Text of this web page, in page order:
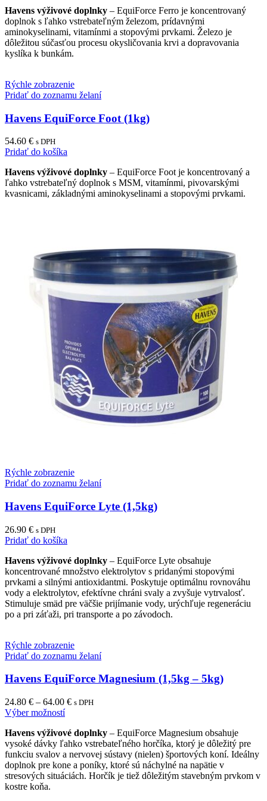
Havens výživové doplnky – EquiForce Ferro je koncentrovaný
doplnok s ľahko vstrebateľným železom, prídavnými
aminokyselinami, vitamínmi a stopovými prvkami. Železo je
dôležitou súčasťou procesu okysličovania krvi a dopravovania
kyslíka k bunkám.
Rýchle zobrazenie
Pridať do zoznamu želaní
Havens EquiForce Foot (1kg)
54.60 € s DPH
Pridať do košíka
Havens výživové doplnky – EquiForce Foot je koncentrovaný a
ľahko vstrebateľný doplnok s MSM, vitamínmi, pivovarskými
kvasnicami, základnými aminokyselinami a stopovými prvkami.
Rýchle zobrazenie
Pridať do zoznamu želaní
Havens EquiForce Lyte (1,5kg)
26.90 € s DPH
Pridať do košíka
Havens výživové doplnky – EquiForce Lyte obsahuje
koncentrované množstvo elektrolytov s pridanými stopovými
prvkami a silnými antioxidantmi. Poskytuje optimálnu rovnováhu
vody a elektrolytov, efektívne chráni svaly a zvyšuje vytrvalosť.
Stimuluje smäd pre väčšie prijímanie vody, urýchľuje regeneráciu
po a pri záťaži, pri transporte a po závodoch.
Rýchle zobrazenie
Pridať do zoznamu želaní
Havens EquiForce Magnesium (1,5kg – 5kg)
24.80 € – 64.00 € s DPH
Výber možnostíThis
has
multiple
variants.
The
options
Havens výživové doplnky – EquiForce Magnesium obsahuje
vysoké dávky ľahko vstrebateľného horčíka, ktorý je dôležitý pre
funkciu svalov a nervovej sústavy (nielen) športových koní. Ideálny
doplnok pre kone a poníky, ktoré sú náchylné na napätie v
stresových situáciách. Horčík je tiež dôležitým stavebným prvkom v
kostre koňa.